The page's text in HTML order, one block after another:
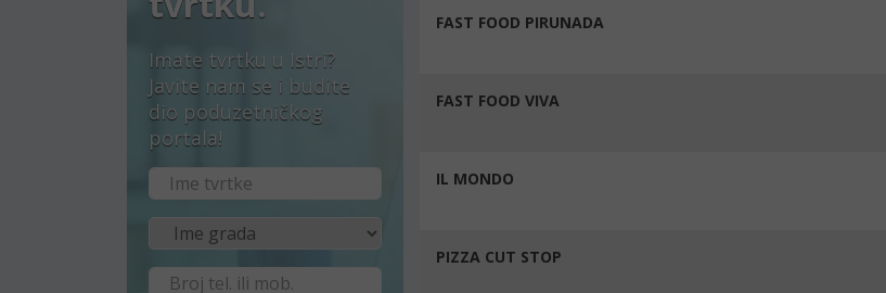
Imate tvrtku u Istri?
Javite nam se i budite
dio poduzetničkog
portala!
FAST FOOD PIRUNADA
FAST FOOD VIVA
IL MONDO
PIZZA CUT STOP